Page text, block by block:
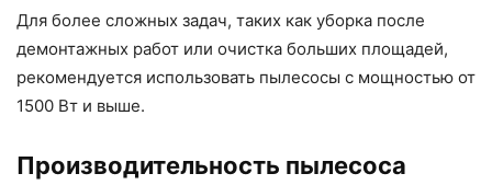
Для более сложных задач, таких как уборка после
демонтажных работ или очистка больших площадей,
рекомендуется использовать пылесосы с мощностью от
1500 Вт и выше.
Производительность пылесоса